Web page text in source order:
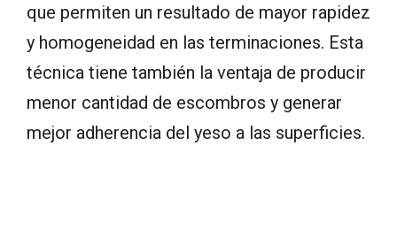
que permiten un resultado de mayor rapidez
y homogeneidad en las terminaciones. Esta
técnica tiene también la ventaja de producir
menor cantidad de escombros y generar
mejor adherencia del yeso a las superficies.